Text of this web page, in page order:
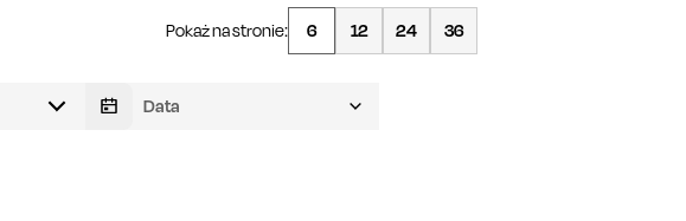
Pokaż na stronie: 6 12 24 36